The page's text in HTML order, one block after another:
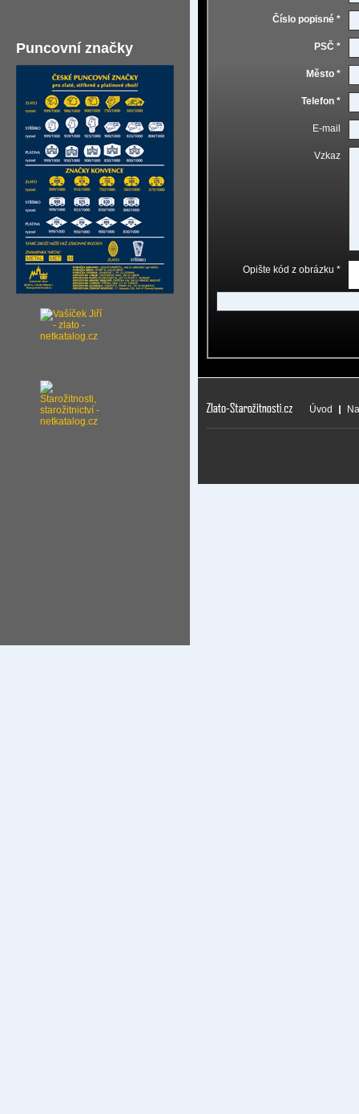
Puncovní značky
Číslo popisné *
PSČ *
Město *
Telefon *
E-mail
Vzkaz
Opište kód z obrázku *
Úvod